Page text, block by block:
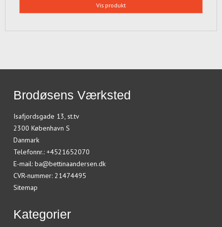
Vis produkt
Brodøsens Værksted
Isafjordsgade 13, st.tv
2300 København S
Danmark
Telefonnr.: +4521652070
E-mail: ba@bettinaandersen.dk
CVR-nummer: 21474495
Sitemap
Kategorier